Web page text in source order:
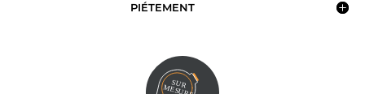
PIÉTEMENT